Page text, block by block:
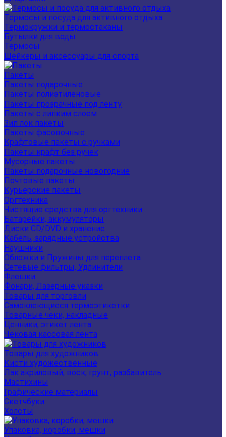
Термосы и посуда для активного отдыха
Термокружки и термостаканы
Бутылки для воды
Термосы
Шейкеры и аксессуары для спорта
Пакеты
Пакеты подарочные
Пакеты полиэтиленовые
Пакеты прозрачные под ленту
Пакеты с липким слоем
Зип лок пакеты
Пакеты фасовочные
Крафтовые пакеты с ручками
Пакеты крафт без ручек
Мусорные пакеты
Пакеты подарочные новогодние
Почтовые пакеты
Курьерские пакеты
Оргтехника
Чистящие средства для оргтехники
Батарейки, аккумуляторы
Диски CD/DVD и хранение
Кабель, зарядные устройства
Наушники
Обложки и Пружины для переплета
Сетевые фильтры, Удлинители
Флешки
Фонари, Лазерные указки
Товары для торговли
Самоклеющиеся термоэтикетки
Товарные чеки, накладные
Ценники, этикет лента
Чековая кассовая лента
Товары для художников
Кисти художественные
Лак акриловый, воск, грунт, разбавитель
Мастихины
Графические материалы
Скетчбуки
Холсты
Упаковка, коробки, мешки